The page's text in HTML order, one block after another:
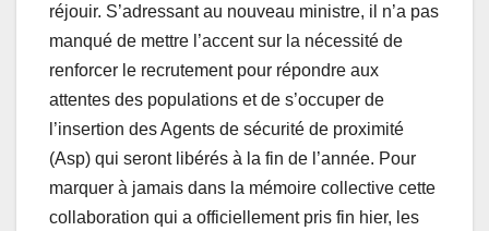
réjouir. S’adressant au nouveau ministre, il n’a pas
manqué de mettre l’accent sur la nécessité de
renforcer le recrutement pour répondre aux
attentes des populations et de s’occuper de
l’insertion des Agents de sécurité de proximité
(Asp) qui seront libérés à la fin de l’année. Pour
marquer à jamais dans la mémoire collective cette
collaboration qui a officiellement pris fin hier, les